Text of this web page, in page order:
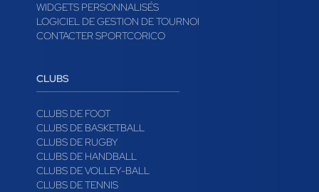
WIDGETS PERSONNALISÉS
LOGICIEL DE GESTION DE TOURNOI
CONTACTER SPORTCORICO
CLUBS
CLUBS DE FOOT
CLUBS DE BASKETBALL
CLUBS DE RUGBY
CLUBS DE HANDBALL
CLUBS DE VOLLEY-BALL
CLUBS DE TENNIS